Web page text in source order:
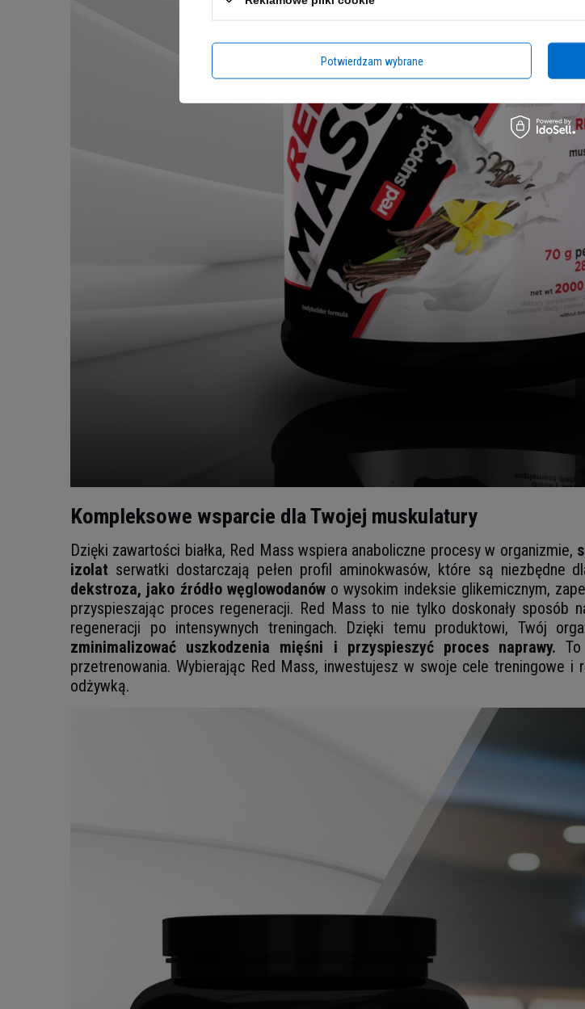
Kompleksowe wsparcie dla Twojej muskulatury
Dzięki zawartości białka, Red Mass wspiera anaboliczne procesy w organizmie,
izolat serwatki dostarczają pełen profil aminokwasów, które są niezbędne
dekstroza, jako źródło węglowodanówo wysokim indeksie glikemicznym,
przyspieszając proces regeneracji. Red Mass to nie tylko doskonały sposób
regeneracji po intensywnych treningach. Dzięki temu produktowi, Twój
zminimalizować uszkodzenia mięśni i przyspieszyć proces naprawy.
przetrenowania. Wybierając Red Mass, inwestujesz w swoje cele treningowe
odżywką.
Potwierdzam wybrane